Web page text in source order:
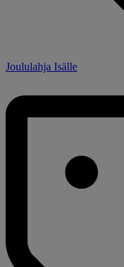
Joululahja Isälle